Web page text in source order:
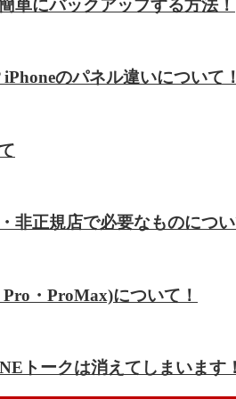
単にバックアップする方法！
のパネル違いについて！
非正規店で必要なものについ
・ProMax)について！
トークは消えてしまいます！